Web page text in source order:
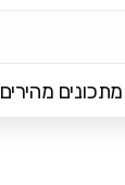
מתכונים מהירים